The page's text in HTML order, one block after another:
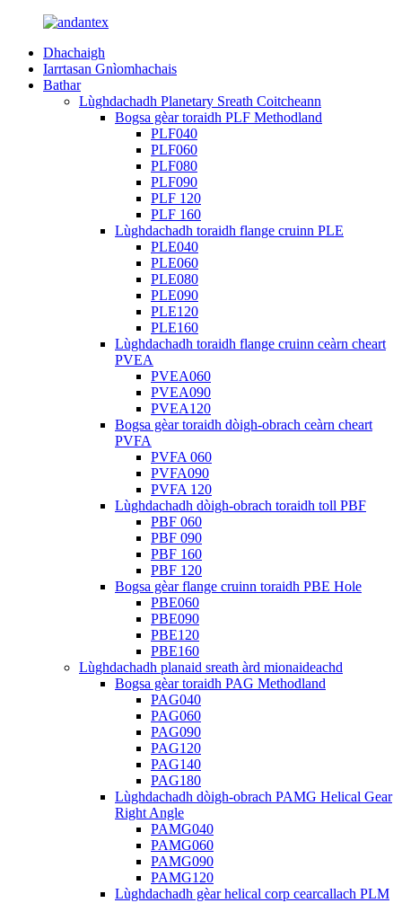
Dhachaigh
Iarrtasan Gnìomhachais
Bathar
Lùghdachadh Planetary Sreath Coitcheann
Bogsa gèar toraidh PLF Methodland
PLF040
PLF060
PLF080
PLF090
PLF 120
PLF 160
Lùghdachadh toraidh flange cruinn PLE
PLE040
PLE060
PLE080
PLE090
PLE120
PLE160
Lùghdachadh toraidh flange cruinn ceàrn cheart
PVEA
PVEA060
PVEA090
PVEA120
Bogsa gèar toraidh dòigh-obrach ceàrn cheart
PVFA
PVFA 060
PVFA090
PVFA 120
Lùghdachadh dòigh-obrach toraidh toll PBF
PBF 060
PBF 090
PBF 160
PBF 120
Bogsa gèar flange cruinn toraidh PBE Hole
PBE060
PBE090
PBE120
PBE160
Lùghdachadh planaid sreath àrd mionaideachd
Bogsa gèar toraidh PAG Methodland
PAG040
PAG060
PAG090
PAG120
PAG140
PAG180
Lùghdachadh dòigh-obrach PAMG Helical Gear
Right Angle
PAMG040
PAMG060
PAMG090
PAMG120
Lùghdachadh gèar helical corp cearcallach PLM